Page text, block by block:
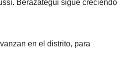
Berazategui sigue creciendo
en el distrito, para